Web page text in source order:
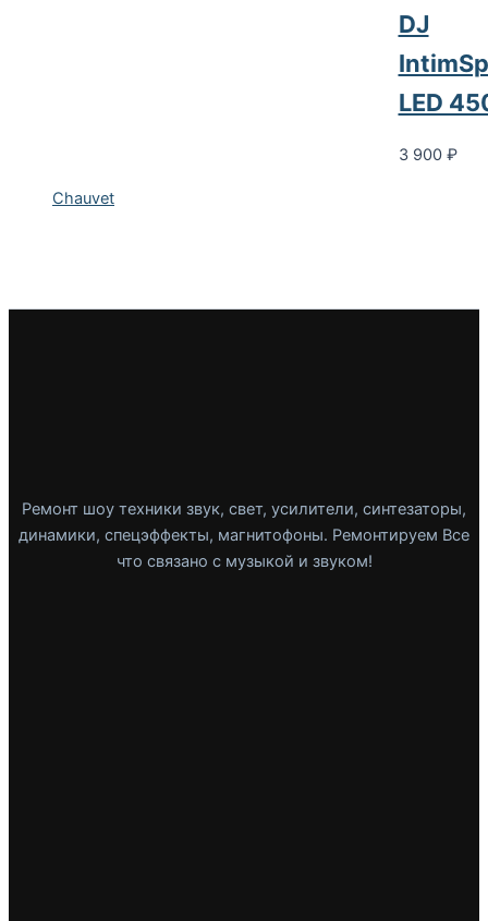
Chauvet
DJ
LED
3 900 ₽
Ремонт шоу техники звук, свет, усилители, синтезаторы,
динамики, спецэффекты, магнитофоны. Ремонтируем Все
что связано с музыкой и звуком!